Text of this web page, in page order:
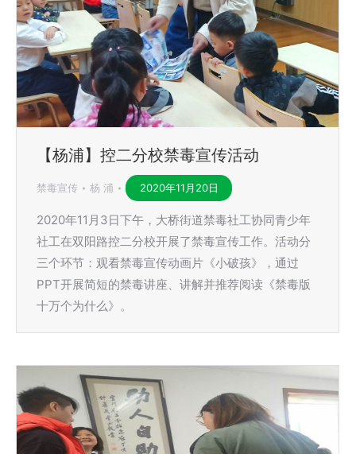
【杨浦】控二分校禁毒宣传活动
禁毒宣传 杨 浦 2020年11月20日
2020年11月3日下午，大桥街道禁毒社工协同青少年
社工在双阳路控二分校开展了禁毒宣传工作。活动分
三个环节：观看禁毒宣传动画片《小破孩》，通过
PPT开展简短的禁毒讲座、讲解并推荐阅读《禁毒版
十万个为什么》。